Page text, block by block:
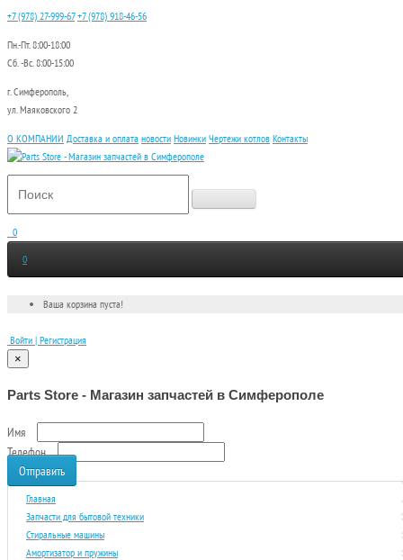
+7 (978) 27-999-67 +7 (978) 918-46-56
Пн.-Пт. 8:00-18:00
Сб. -Вс. 8:00-15:00
г. Симферополь,
ул. Маяковского 2
О КОМПАНИИ Доставка и оплата новости Новинки Чертежи котлов Контакты
0
0
Ваша корзина пуста!
Войти | Регистрация
×
Parts Store - Магазин запчастей в Симферополе
Имя
Телефон
Отправить
Главная
Запчасти для бытовой техники
Стиральные машины
Амортизатор и пружины